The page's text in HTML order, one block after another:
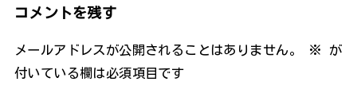
コメントを残す
メールアドレスが公開されることはありません。 ※
が
付いている欄は必須項目です